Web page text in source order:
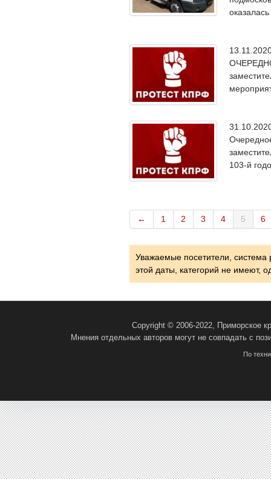
103-й
← 1 2 3 4 5 6
Уважаемые посетители, система
этой даты, категорий не имеют,
Copyright © 2006-2022, Приморское
Мнения отдельных авторов могут не совпадать с
По